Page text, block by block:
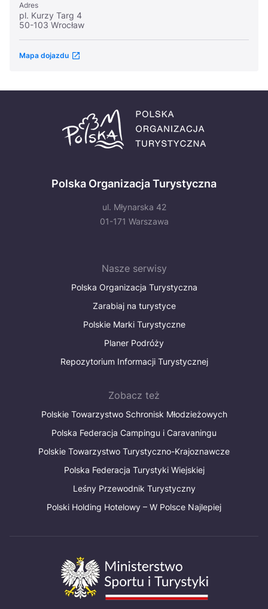
Adres
pl. Kurzy Targ 4
50-103 Wrocław
Mapa dojazdu
Polska Organizacja Turystyczna
ul. Młynarska 42
01-171 Warszawa
Nasze serwisy
Polska Organizacja Turystyczna
Zarabiaj na turystyce
Polskie Marki Turystyczne
Planer Podróży
Repozytorium Informacji Turystycznej
Zobacz też
Polskie Towarzystwo Schronisk Młodzieżowych
Polska Federacja Campingu i Caravaningu
Polskie Towarzystwo Turystyczno-Krajoznawcze
Polska Federacja Turystyki Wiejskiej
Leśny Przewodnik Turystyczny
Polski Holding Hotelowy – W Polsce Najlepiej